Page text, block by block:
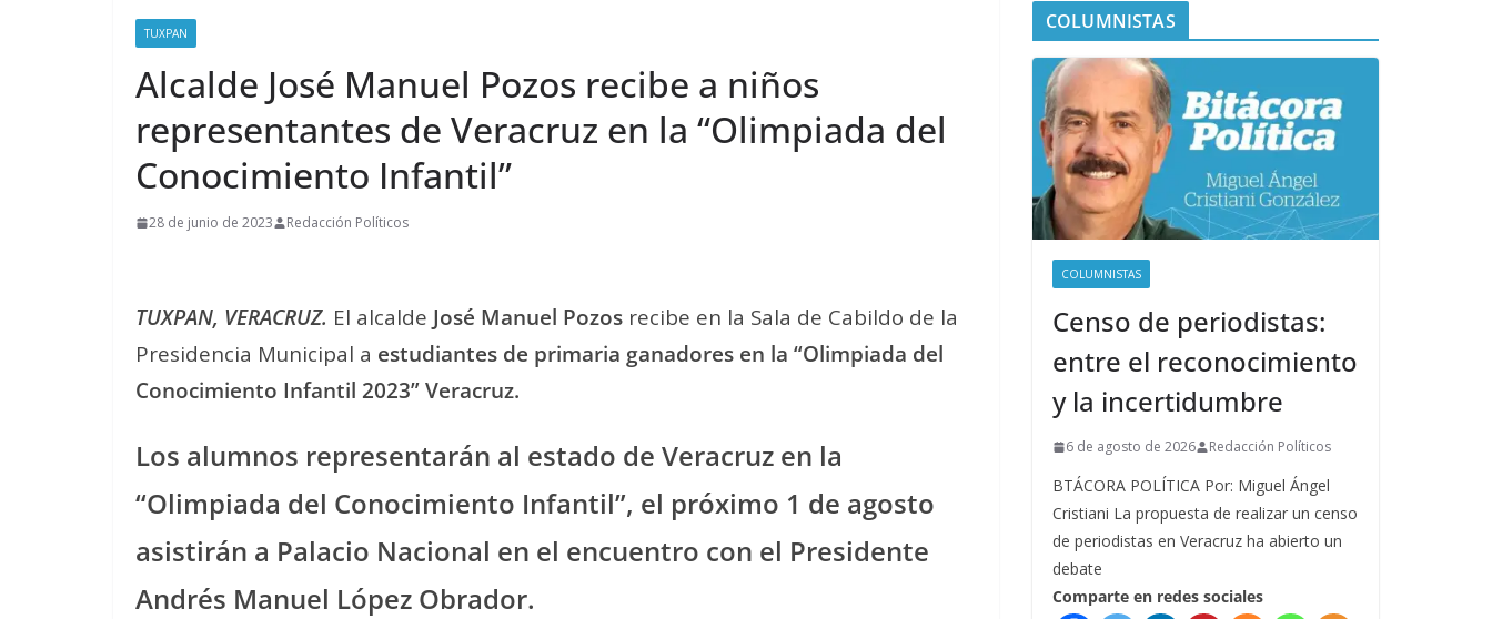
TUXPAN
Alcalde José Manuel Pozos recibe a niños
representantes de Veracruz en la “Olimpiada del
Conocimiento Infantil”
28 de junio de 2023 Redacción Políticos
TUXPAN, VERACRUZ. El alcalde José Manuel Pozos recibe en la Sala de Cabildo de la
Presidencia Municipal a estudiantes de primaria ganadores en la “Olimpiada del
Conocimiento Infantil 2023” Veracruz.
Los alumnos representarán al estado de Veracruz en la
“Olimpiada del Conocimiento Infantil”, el próximo 1 de agosto
asistirán a Palacio Nacional en el encuentro con el Presidente
Andrés Manuel López Obrador.
COLUMNISTAS
COLUMNISTAS
Censo de periodistas:
entre el reconocimiento
y la incertidumbre
6 de agosto de 2026 Redacción Políticos
BTÁCORA POLÍTICA Por: Miguel Ángel
Cristiani La propuesta de realizar un censo
de periodistas en Veracruz ha abierto un
debate
Comparte en redes sociales